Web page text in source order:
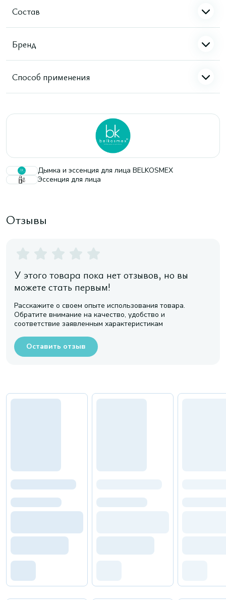
Состав
Бренд
Способ применения
Дымка и эссенция для лица BELKOSMEX
Эссенция для лица
Отзывы
У этого товара пока нет отзывов, но вы
можете стать первым!
Расскажите о своем опыте использования товара.
Обратите внимание на качество, удобство и
соответствие заявленным характеристикам
Оставить отзыв